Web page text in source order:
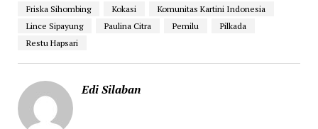
Friska Sihombing Kokasi
Komunitas Kartini Indonesia
Lince Sipayung
Paulina Citra Pemilu
Pilkada
Restu Hapsari
Edi Silaban